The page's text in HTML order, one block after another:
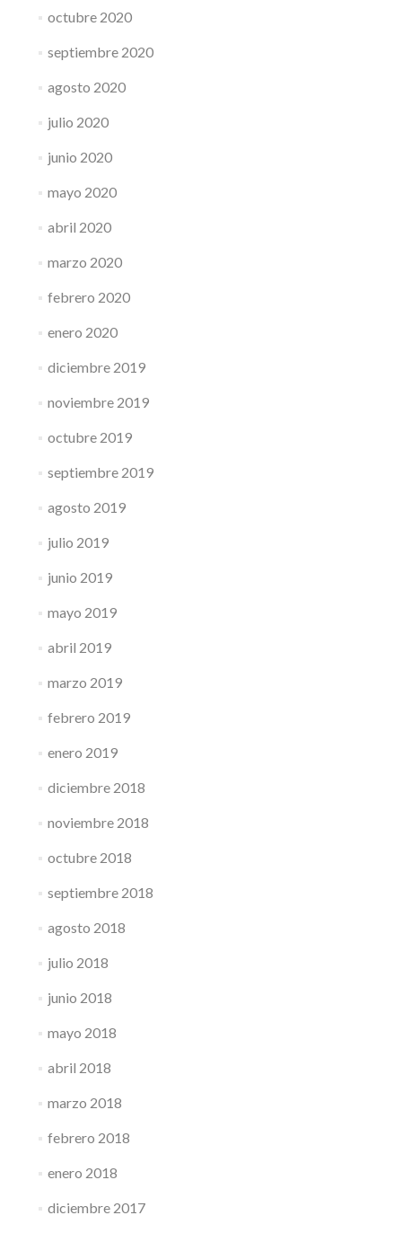
octubre 2020
septiembre 2020
agosto 2020
julio 2020
junio 2020
mayo 2020
abril 2020
marzo 2020
febrero 2020
enero 2020
diciembre 2019
noviembre 2019
octubre 2019
septiembre 2019
agosto 2019
julio 2019
junio 2019
mayo 2019
abril 2019
marzo 2019
febrero 2019
enero 2019
diciembre 2018
noviembre 2018
octubre 2018
septiembre 2018
agosto 2018
julio 2018
junio 2018
mayo 2018
abril 2018
marzo 2018
febrero 2018
enero 2018
diciembre 2017